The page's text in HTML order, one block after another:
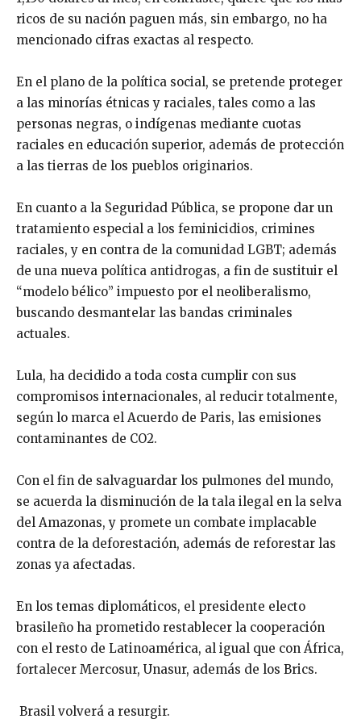
ricos de su nación paguen más, sin embargo, no ha
mencionado cifras exactas al respecto.
En el plano de la política social, se pretende proteger
a las minorías étnicas y raciales, tales como a las
personas negras, o indígenas mediante cuotas
raciales en educación superior, además de protección
a las tierras de los pueblos originarios.
En cuanto a la Seguridad Pública, se propone dar un
tratamiento especial a los feminicidios, crimines
raciales, y en contra de la comunidad LGBT; además
de una nueva política antidrogas, a fin de sustituir el
“modelo bélico” impuesto por el neoliberalismo,
buscando desmantelar las bandas criminales
actuales.
Lula, ha decidido a toda costa cumplir con sus
compromisos internacionales, al reducir totalmente,
según lo marca el Acuerdo de Paris, las emisiones
contaminantes de CO2.
Con el fin de salvaguardar los pulmones del mundo,
se acuerda la disminución de la tala ilegal en la selva
del Amazonas, y promete un combate implacable
contra de la deforestación, además de reforestar las
zonas ya afectadas.
En los temas diplomáticos, el presidente electo
brasileño ha prometido restablecer la cooperación
con el resto de Latinoamérica, al igual que con África,
fortalecer Mercosur, Unasur, además de los Brics.
Brasil volverá a resurgir.